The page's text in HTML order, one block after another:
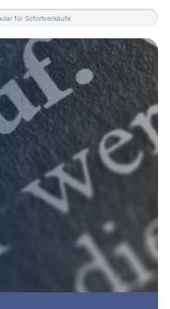
für Sofortverkäufe